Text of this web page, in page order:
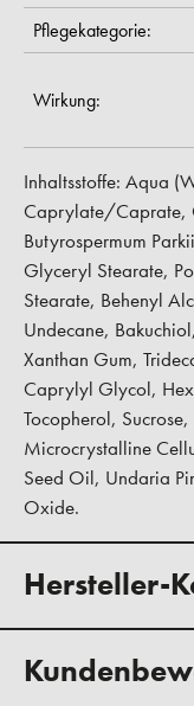
Pflegekategorie:
Wirkung:
Inhaltsstoffe: Aqua
Caprylate/Caprate,
Butyrospermum
Glyceryl Stearate,
Stearate, Behenyl
Undecane,
Xanthan Gum,
Caprylyl Glycol,
Tocopherol,
Microcrystalline
Seed Oil, Undaria
Oxide.
Hersteller-